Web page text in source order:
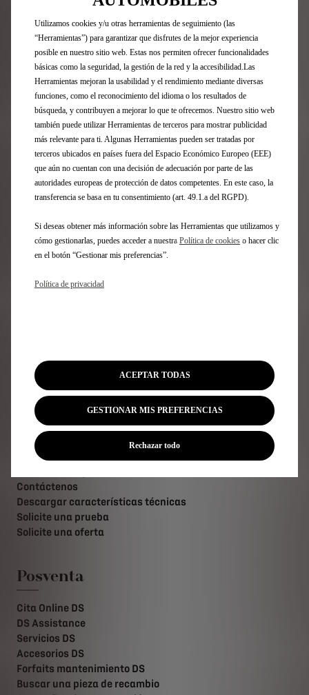
Suscríbase a nuestra newsletter
Gama DS
Vehículos 100% eléctricos
Vehículos híbridos enchufables
Vehículos híbridos autorrecargables
SUV
Berlinas
Ediciones limitadas
DS 7
FAQ
Compra online
Configurador DS
Ofertas Particulares
Ofertas Profesionales
Recarga y autonomía eléctrica
Tecnologías
Financiación
Contáctenos
Descargar características técnicas
Solicite una prueba
Solicite una oferta
Posventa
Cita Online DS
DS Assistance
Servicios DS
Accesorios DS
Forfaits mantenimiento DS
Buscar una pieza de recambio
Utilizamos cookies y/u otras herramientas de seguimiento (las
“Herramientas”) para garantizar que disfrutes de la mejor experiencia
posible en nuestro sitio web. Estas nos permiten ofrecer funcionalidades
básicas como la seguridad, la gestión de la red y la accesibilidad.Las
Herramientas mejoran la usabilidad y el rendimiento mediante diversas
funciones, como el reconocimiento del idioma o los resultados de
búsqueda, y contribuyen a mejorar lo que te ofrecemos. Nuestro sitio web
también puede utilizar Herramientas de terceros para mostrar publicidad
más relevante para ti. Algunas Herramientas pueden ser tratadas por
terceros ubicados en países fuera del Espacio Económico Europeo (EEE)
que aún no cuentan con una decisión de adecuación por parte de las
autoridades europeas de protección de datos competentes. En este caso, la
transferencia se basa en tu consentimiento (art. 49.1.a del RGPD).
Si deseas obtener más información sobre las Herramientas que utilizamos y
cómo gestionarlas, puedes acceder a nuestra Política de cookies o hacer clic
en el botón “Gestionar mis preferencias”.
Política de privacidad
GESTIONAR MIS PREFERENCIAS
ACEPTAR TODAS
Rechazar todo